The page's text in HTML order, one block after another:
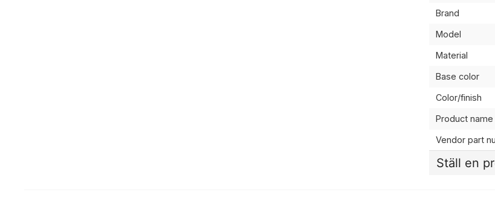
Brand
Model
Material
Base color
Color/finish
Product name
Vendor part
Ställ en